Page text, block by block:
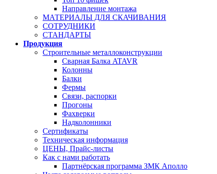
Направление монтажа
МАТЕРИАЛЫ ДЛЯ СКАЧИВАНИЯ
СОТРУДНИКИ
СТАНДАРТЫ
Продукция
Строительные металлоконструкции
Сварная Балка ATAVR
Колонны
Балки
Фермы
Связи, распорки
Прогоны
Фахверки
Надколонники
Сертификаты
Техническая информация
ЦЕНЫ, Прайс-листы
Как с нами работать
Партнёрская программа ЗМК Аполло